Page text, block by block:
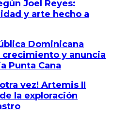
Joel Reyes:
y arte hecho a
Dominicana
crecimiento y anuncia
Punta Cana
vez! Artemis II
la exploración